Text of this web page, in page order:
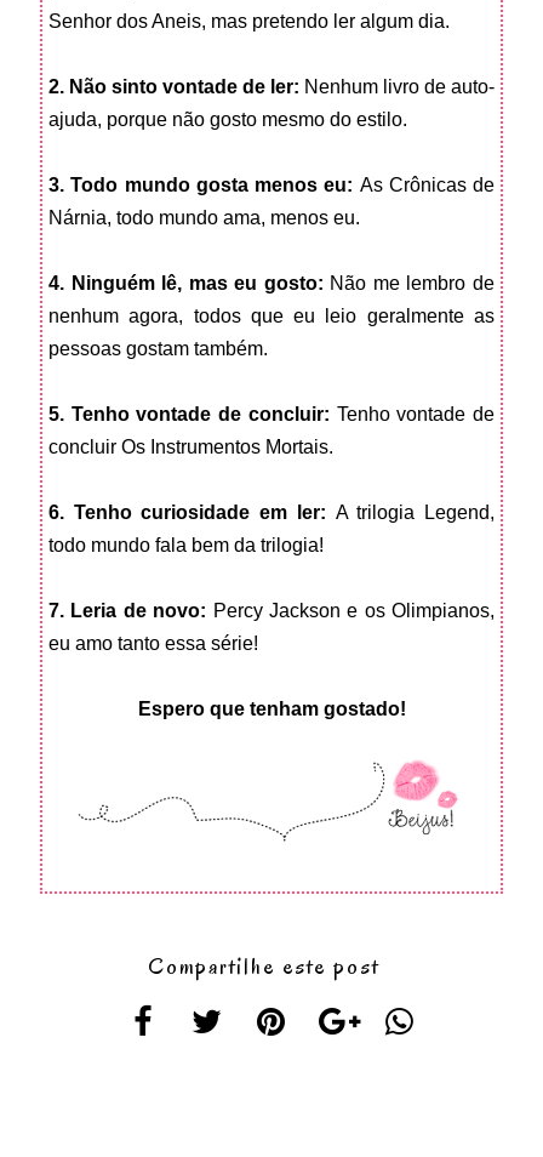
Senhor dos Aneis, mas pretendo ler algum dia.
2. Não sinto vontade de ler: Nenhum livro de auto-
ajuda, porque não gosto mesmo do estilo.
3. Todo mundo gosta menos eu: As Crônicas de
Nárnia, todo mundo ama, menos eu.
4. Ninguém lê, mas eu gosto: Não me lembro de
nenhum agora, todos que eu leio geralmente as
pessoas gostam também.
5. Tenho vontade de concluir: Tenho vontade de
concluir Os Instrumentos Mortais.
6. Tenho curiosidade em ler: A trilogia Legend,
todo mundo fala bem da trilogia!
7. Leria de novo: Percy Jackson e os Olimpianos,
eu amo tanto essa série!
Espero que tenham gostado!
Compartilhe este post